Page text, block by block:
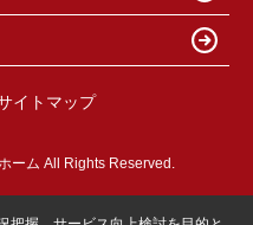
イトマップ
ーム All Rights Reserved.